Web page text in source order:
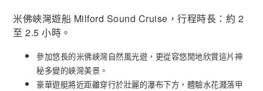
米佛峽灣遊船 Milford Sound Cruise，行程時長：約 2
至 2.5 小時。
參加悠長的米佛峽灣自然風光遊，更從容悠閒地欣賞這片神
秘多變的峽灣美景。
豪華遊艇將近距離穿行於壯麗的瀑布下方，體驗水花濺落甲